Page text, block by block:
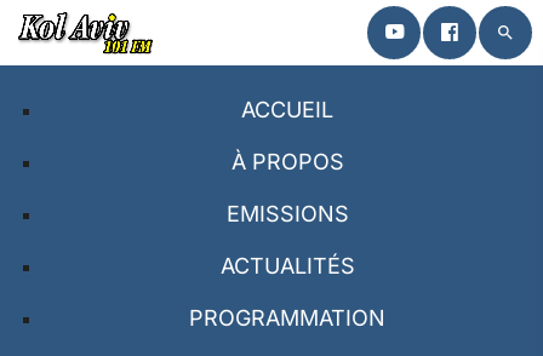
search
close
ACCUEIL
À PROPOS
EMISSIONS
ACTUALITÉS
PROGRAMMATION